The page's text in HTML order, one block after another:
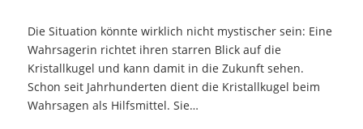
Die Situation könnte wirklich nicht mystischer sein: Eine
Wahrsagerin richtet ihren starren Blick auf die
Kristallkugel und kann damit in die Zukunft sehen.
Schon seit Jahrhunderten dient die Kristallkugel beim
Wahrsagen als Hilfsmittel. Sie…